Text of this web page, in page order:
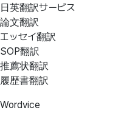
日英翻訳サービス
論文翻訳
エッセイ翻訳
SOP翻訳
推薦状翻訳
履歴書翻訳
Wordvice